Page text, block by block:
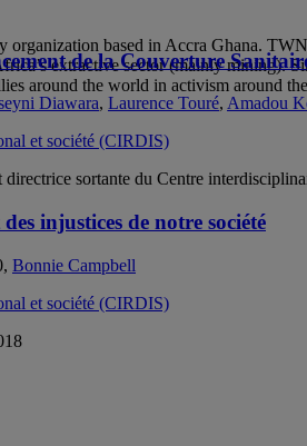
based in Accra Ghana.
extractive sector (mainly
around the world in activism around
de la Couverture
Diawara, Laurence Touré, Amadou
sortante du Centre
injustices de notre société
Bonnie Campbell